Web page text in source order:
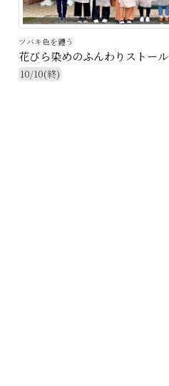
ツバキ色を纏う
花びら染めのふんわりストール
10/10(終)